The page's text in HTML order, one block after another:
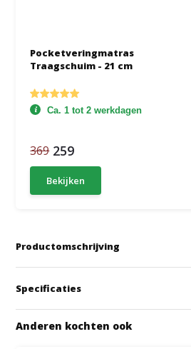
Pocketveringmatras
Traagschuim - 21 cm
Ca. 1 tot 2 werkdagen
369 259
Bekijken
Productomschrijving
Specificaties
Anderen kochten ook